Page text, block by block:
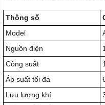
Thông số
Model
Nguồn điện
Công suất
Áp suất tối đa
Lưu lượng khí